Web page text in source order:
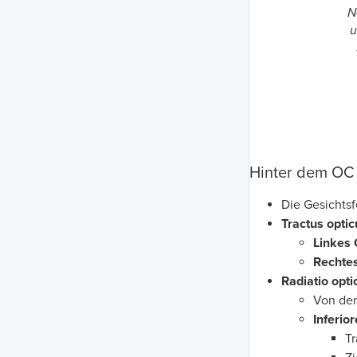
Hinter dem OC
Die
Tractus
Linkes
Radiatio
Von